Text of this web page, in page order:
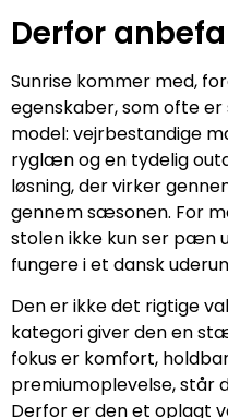
Derfor
Sunrise kommer med,
egenskaber, som ofte
model: vejrbestandige
ryglæn og en tydelig
løsning, der virker
gennem sæsonen. For
stolen ikke kun ser pæn
fungere i et dansk
Den er ikke det rigtige
kategori giver den en
fokus er komfort,
premiumoplevelse, står
Derfor er den et oplagt